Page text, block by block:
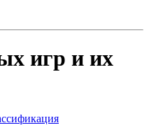
игр и их